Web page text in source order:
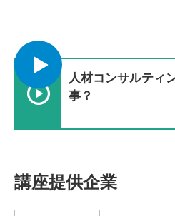
人材コンサルティ
事？
講座提供企業